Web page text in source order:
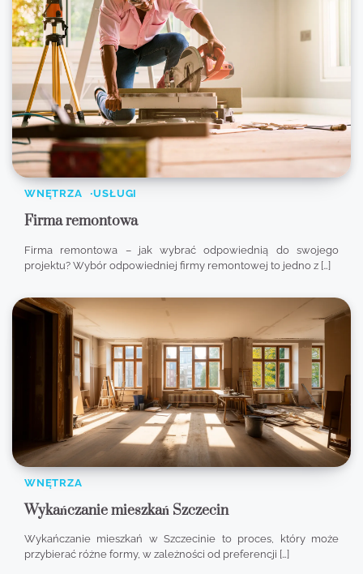
WNĘTRZA USŁUGI
Firma remontowa
Firma remontowa – jak wybrać odpowiednią do swojego
projektu? Wybór odpowiedniej firmy remontowej to jedno z […]
WNĘTRZA
Wykańczanie mieszkań Szczecin
Wykańczanie mieszkań w Szczecinie to proces, który może
przybierać różne formy, w zależności od preferencji […]